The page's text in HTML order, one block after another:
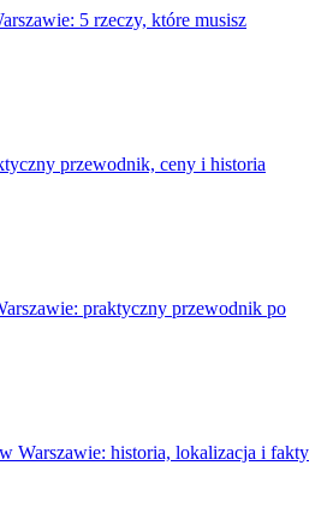
5 rzeczy, które musisz
przewodnik, ceny i historia
praktyczny przewodnik po
Warszawie: historia, lokalizacja i fakty